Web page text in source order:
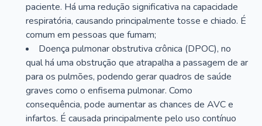
paciente. Há uma redução significativa na capacidade
respiratória, causando principalmente tosse e chiado. É
comum em pessoas que fumam;
Doença pulmonar obstrutiva crônica (DPOC), no
qual há uma obstrução que atrapalha a passagem de ar
para os pulmões, podendo gerar quadros de saúde
graves como o enfisema pulmonar. Como
consequência, pode aumentar as chances de AVC e
infartos. É causada principalmente pelo uso contínuo